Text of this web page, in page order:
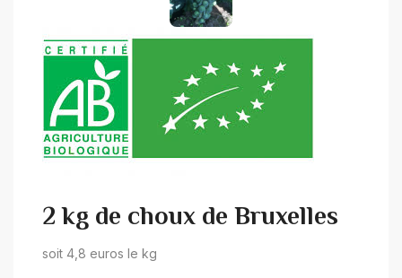
2 kg de choux de Bruxelles
soit 4,8 euros le kg